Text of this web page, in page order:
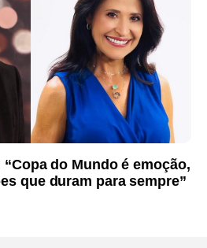
do Mundo é emoção,
que duram para sempre”